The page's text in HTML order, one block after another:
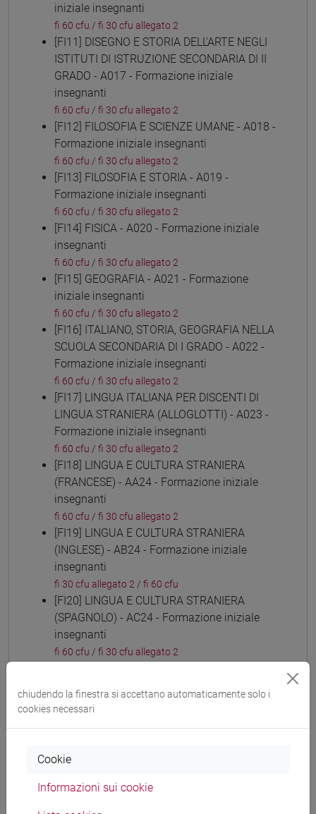
iniziale insegnanti
fi 60 cfu / fi 30 cfu allegato 2
[FI11] DISEGNO E STORIA DELL'ARTE NEGLI
ISTITUTI DI ISTRUZIONE SECONDARIA DI II
GRADO - A017 - Formazione iniziale
insegnanti
fi 60 cfu / fi 30 cfu allegato 2
[FI12] FILOSOFIA E SCIENZE UMANE - A018 -
Formazione iniziale insegnanti
fi 60 cfu / fi 30 cfu allegato 2
[FI13] FILOSOFIA E STORIA - A019 -
Formazione iniziale insegnanti
fi 60 cfu / fi 30 cfu allegato 2
[FI14] FISICA - A020 - Formazione iniziale
insegnanti
fi 60 cfu / fi 30 cfu allegato 2
[FI15] GEOGRAFIA - A021 - Formazione
iniziale insegnanti
fi 60 cfu / fi 30 cfu allegato 2
[FI16] ITALIANO, STORIA, GEOGRAFIA NELLA
SCUOLA SECONDARIA DI I GRADO - A022 -
Formazione iniziale insegnanti
fi 60 cfu / fi 30 cfu allegato 2
[FI17] LINGUA ITALIANA PER DISCENTI DI
LINGUA STRANIERA (ALLOGLOTTI) - A023 -
Formazione iniziale insegnanti
fi 60 cfu / fi 30 cfu allegato 2
[FI18] LINGUA E CULTURA STRANIERA
(FRANCESE) - AA24 - Formazione iniziale
insegnanti
fi 60 cfu / fi 30 cfu allegato 2
[FI19] LINGUA E CULTURA STRANIERA
(INGLESE) - AB24 - Formazione iniziale
insegnanti
fi 30 cfu allegato 2 / fi 60 cfu
[FI20] LINGUA E CULTURA STRANIERA
(SPAGNOLO) - AC24 - Formazione iniziale
insegnanti
fi 60 cfu / fi 30 cfu allegato 2
insegnanti
ISTITUTI DI ISTRUZIONE DI II GRADO (RUSSO)
fi 60 cfu/fi 30 cfu allegato 2
chiudendo la finestra si accettano automaticamente solo i
cookies necessari
Cookie
Informazioni sui cookie